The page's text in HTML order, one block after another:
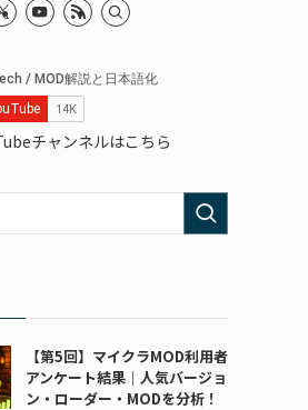
チャンネルはこちら
【第5回】マイクラMOD利用者
アンケート結果｜人気バージョ
ン・ローダー・MODを分析！